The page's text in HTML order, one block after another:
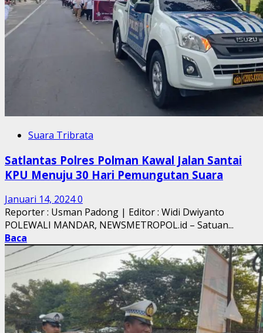
Suara Tribrata
Satlantas Polres Polman Kawal Jalan Santai
KPU Menuju 30 Hari Pemungutan Suara
Januari 14, 20240
Reporter : Usman Padong | Editor : Widi Dwiyanto
POLEWALI MANDAR, NEWSMETROPOL.id – Satuan...
Baca